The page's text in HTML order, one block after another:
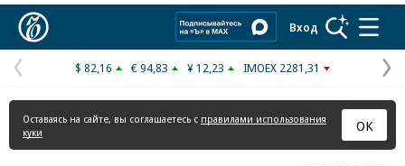
Вход
Предыдущая
страница
$ 82,16 € 94,83 ¥ 12,23 IMOEX 2281,31
Оставаясь на сайте, вы соглашаетесь с правилами использования
куки
ОК